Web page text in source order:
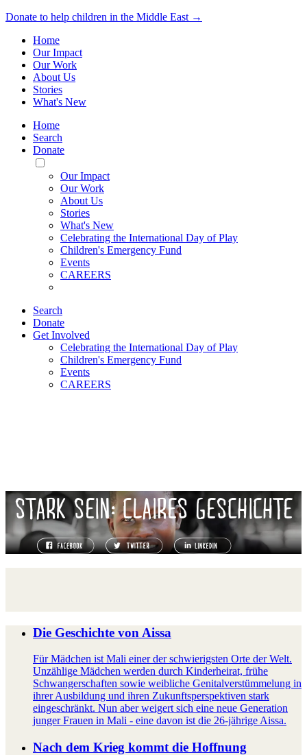
Donate to help children in the Middle East →
Home
Our Impact
Our Work
About Us
Stories
What's New
Home
Search
Donate
Toggle
Mobile
Menu
Our Impact
Our Work
About Us
Stories
What's New
Celebrating the International Day of Play
Children's Emergency Fund
Events
CAREERS
Search
Donate
Get Involved
Celebrating the International Day of Play
Children's Emergency Fund
Events
CAREERS
STARK SEIN: CLAIRES GESCHICHTE
Die Geschichte von Aissa
Für Mädchen ist Mali einer der schwierigsten Orte der Welt.
Unzählige Mädchen werden durch Kinderheirat, frühe
Schwangerschaften sowie weibliche Genitalverstümmelung in
ihrer Ausbildung und ihren Zukunftsperspektiven stark
eingeschränkt. Nun aber weigert sich eine neue Generation
junger Frauen in Mali - eine davon ist die 26-jährige Aissa.
Nach dem Krieg kommt die Hoffnung